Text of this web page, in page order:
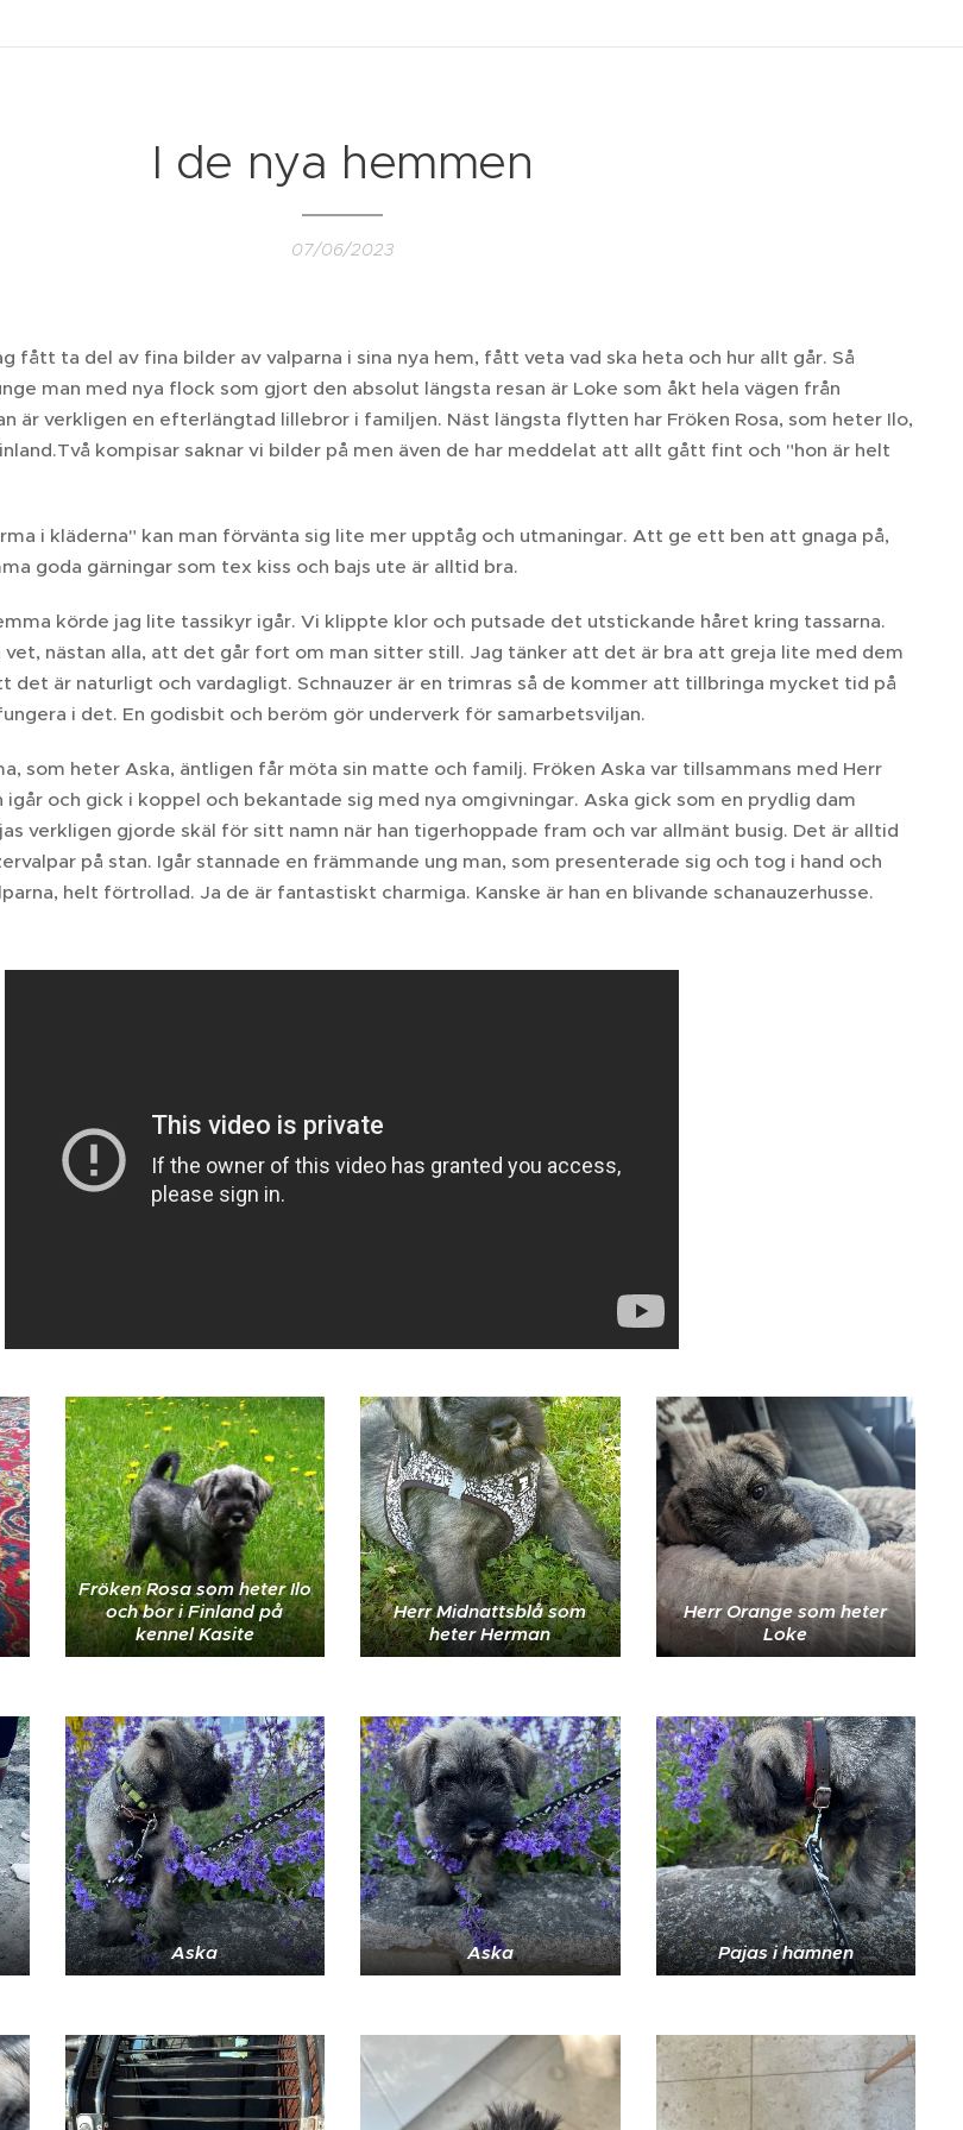
I de nya hemmen
07/06/2023
fått ta del av fina bilder av valparna i sina nya hem, fått veta vad ska heta och hur allt går. Så
man med nya flock som gjort den absolut längsta resan är Loke som åkt hela vägen från
är verkligen en efterlängtad lillebror i familjen. Näst längsta flytten har Fröken Rosa, som heter Ilo,
kompisar saknar vi bilder på men även de har meddelat att allt gått fint och "hon är helt
i kläderna" kan man förvänta sig lite mer upptåg och utmaningar. Att ge ett ben att gnaga på,
goda gärningar som tex kiss och bajs ute är alltid bra.
körde jag lite tassikyr igår. Vi klippte klor och putsade det utstickande håret kring tassarna.
vet, nästan alla, att det går fort om man sitter still. Jag tänker att det är bra att greja lite med dem
det är naturligt och vardagligt. Schnauzer är en trimras så de kommer att tillbringa mycket tid på
i det. En godisbit och beröm gör underverk för samarbetsviljan.
som heter Aska, äntligen får möta sin matte och familj. Fröken Aska var tillsammans med Herr
igår och gick i koppel och bekantade sig med nya omgivningar. Aska gick som en prydlig dam
verkligen gjorde skäl för sitt namn när han tigerhoppade fram och var allmänt busig. Det är alltid
på stan. Igår stannade en främmande ung man, som presenterade sig och tog i hand och
helt förtrollad. Ja de är fantastiskt charmiga. Kanske är han en blivande schanauzerhusse.
Fröken Rosa som heter Ilo
och bor i Finland på
kennel Kasite
Herr Midnattsblå som
heter Herman
Herr Orange som heter
Loke
Aska Aska Pajas i hamnen